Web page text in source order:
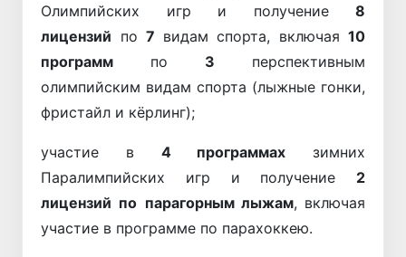
Олимпийских игр и получение 8
лицензий по 7 видам спорта, включая 10
программ по 3 перспективным
олимпийским видам спорта (лыжные гонки,
фристайл и кёрлинг);
участие в 4 программах зимних
Паралимпийских игр и получение 2
лицензий по парагорным лыжам, включая
участие в программе по парахоккею.